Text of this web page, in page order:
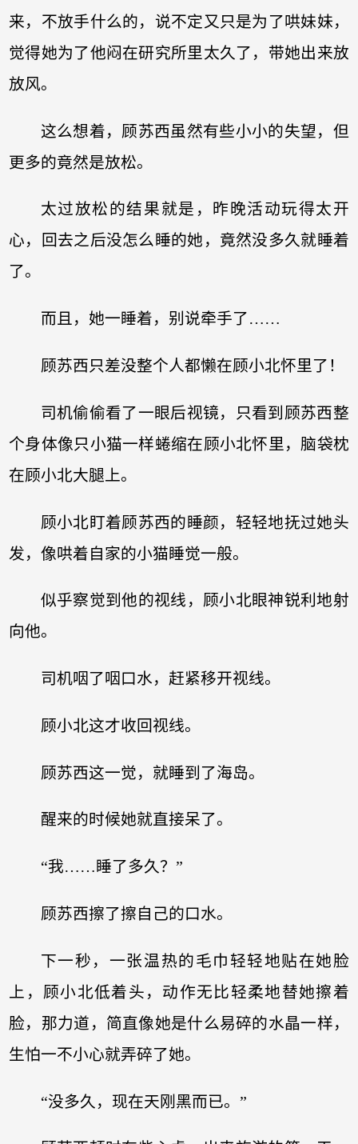
来，不放手什么的，说不定又只是为了哄妹妹，
觉得她为了他闷在研究所里太久了，带她出来放
放风。
这么想着，顾苏西虽然有些小小的失望，但
更多的竟然是放松。
太过放松的结果就是，昨晚活动玩得太开
心，回去之后没怎么睡的她，竟然没多久就睡着
了。
而且，她一睡着，别说牵手了……
顾苏西只差没整个人都懒在顾小北怀里了！
司机偷偷看了一眼后视镜，只看到顾苏西整
个身体像只小猫一样蜷缩在顾小北怀里，脑袋枕
在顾小北大腿上。
顾小北盯着顾苏西的睡颜，轻轻地抚过她头
发，像哄着自家的小猫睡觉一般。
似乎察觉到他的视线，顾小北眼神锐利地射
向他。
司机咽了咽口水，赶紧移开视线。
顾小北这才收回视线。
顾苏西这一觉，就睡到了海岛。
醒来的时候她就直接呆了。
“我……睡了多久？”
顾苏西擦了擦自己的口水。
下一秒，一张温热的毛巾轻轻地贴在她脸
上，顾小北低着头，动作无比轻柔地替她擦着
脸，那力道，简直像她是什么易碎的水晶一样，
生怕一不小心就弄碎了她。
“没多久，现在天刚黑而已。”